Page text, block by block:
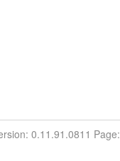
0.11.91.0811 Page: